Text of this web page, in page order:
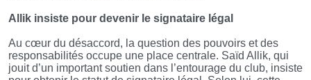
Allik insiste pour devenir le signataire légal
Au cœur du désaccord, la question des pouvoirs et des
responsabilités occupe une place centrale. Saïd Allik, qui
jouit d’un important soutien dans l’entourage du club, insiste